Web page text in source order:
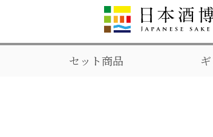
セット商品